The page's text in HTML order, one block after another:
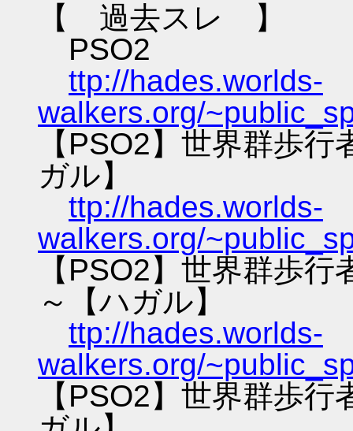
【 過去スレ 】
PSO2
ttp://hades.worlds-
walkers.org/
【PSO2】世界群歩
ガル】
ttp://hades.worlds-
walkers.org/
【PSO2】世界群歩
～【ハガル】
ttp://hades.worlds-
walkers.org/
【PSO2】世界群歩